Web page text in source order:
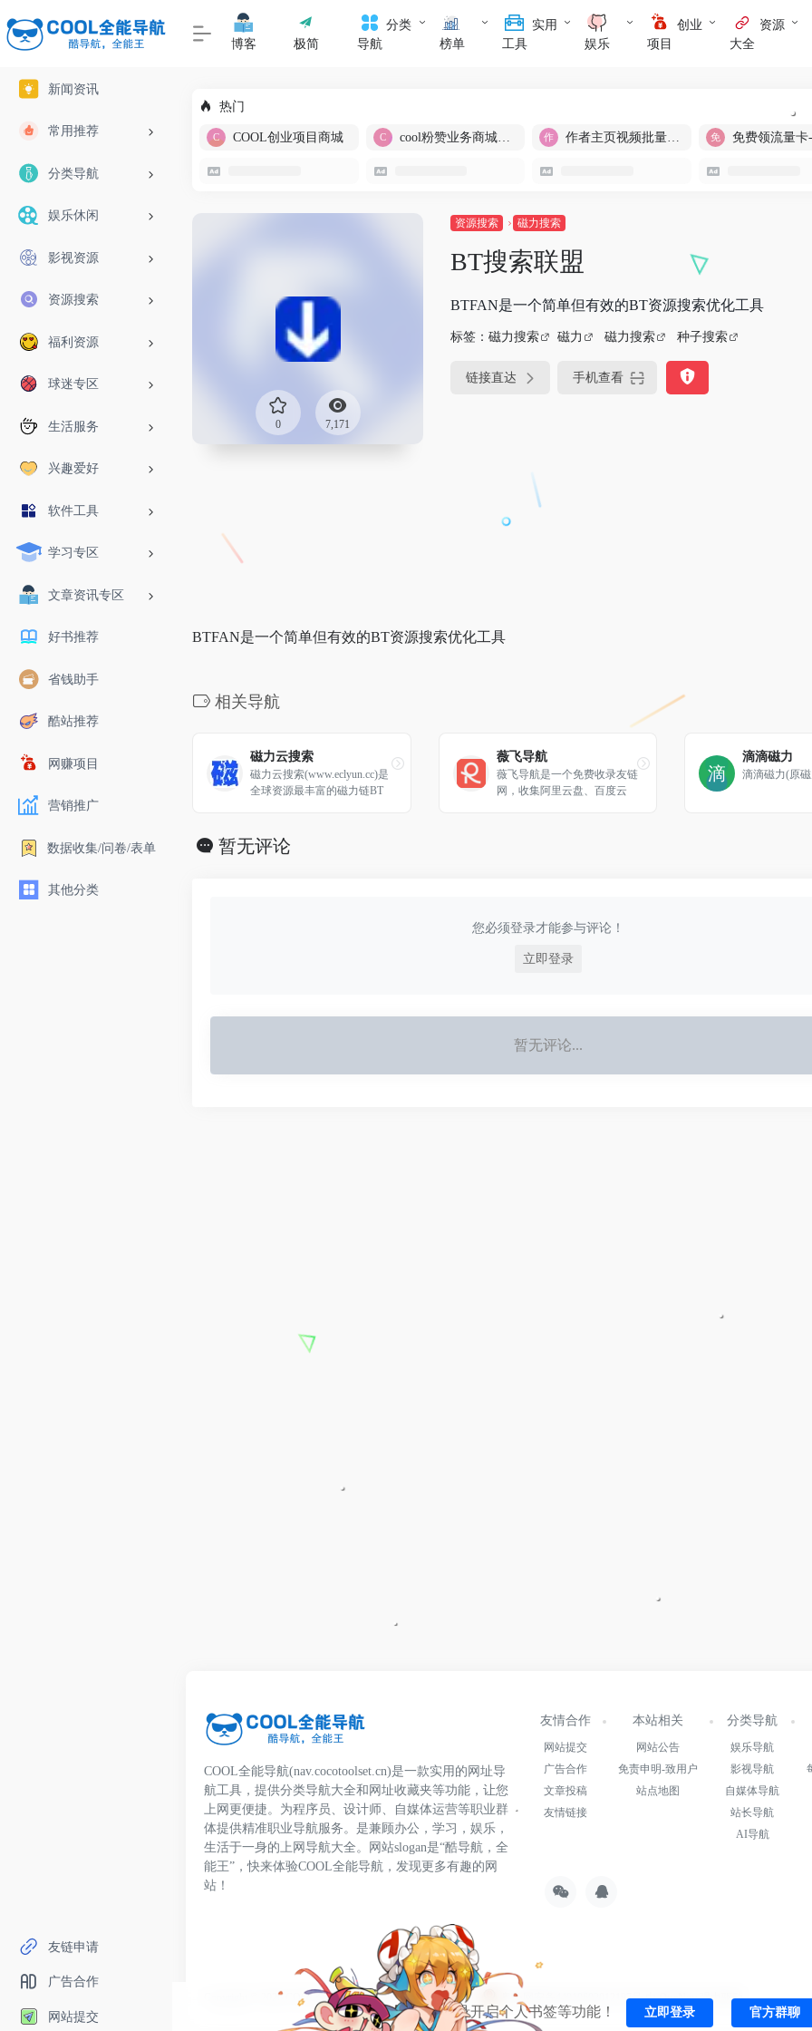
新闻资讯
常用推荐
分类导航
娱乐休闲
影视资源
资源搜索
福利资源
球迷专区
生活服务
兴趣爱好
软件工具
学习专区
文章资讯专区
好书推荐
省钱助手
酷站推荐
网赚项目
营销推广
数据收集/问卷/表单
其他分类
友链申请
广告合作
网站提交
博客 极简
分类
导航
榜单
实用
工具
娱乐
创业
项目
资源
大全
热门
COOL创业项目商城 cool粉赞业务商城【爆粉引流】 作者主页视频批量提取 免费领流量卡
0 7,171
资源搜索 磁力搜索
BT搜索联盟
BTFAN是一个简单但有效的BT资源搜索优化工具
标签： 磁力搜索 磁力 磁力搜索 种子搜索
链接直达 手机查看
BTFAN是一个简单但有效的BT资源搜索优化工具
相关导航
磁力云搜索
磁力云搜索(www.eclyun.cc)是
全球资源最丰富的磁力链BT
薇飞导航
薇飞导航是一个免费收录友链
网，收集阿里云盘、百度云
滴滴磁力
滴滴磁力(原
暂无评论
您必须登录才能参与评论！
立即登录
暂无评论...
COOL全能导航(nav.cocotoolset.cn)是一款实用的网址导
航工具，提供分类导航大全和网址收藏夹等功能，让您
上网更便捷。为程序员、设计师、自媒体运营等职业群
体提供精准职业导航服务。是兼顾办公，学习，娱乐，
生活于一身的上网导航大全。网站slogan是“酷导航，全
能王”，快来体验COOL全能导航，发现更多有趣的网
站！
友情合作
网站提交
广告合作
文章投稿
友情链接
本站相关
网站公告
免责申明-致用户
站点地图
分类导航
娱乐导航
影视导航
自媒体导航
站长导航
AI导航
Copyright © 2026 COOL全能导航 鄂ICP备2022015147号-1 粤公网安备44010602012197号由OneNav强力驱动
一键登录开启个人书签等功能！ 立即登录 官方群聊